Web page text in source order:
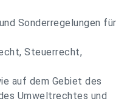
Sonderregelungen für
Steuerrecht,
auf dem Gebiet des
Umweltrechtes und